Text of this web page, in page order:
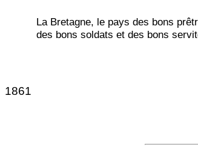
La Bretagne, le pays des bons
des bons soldats et des bons
1861